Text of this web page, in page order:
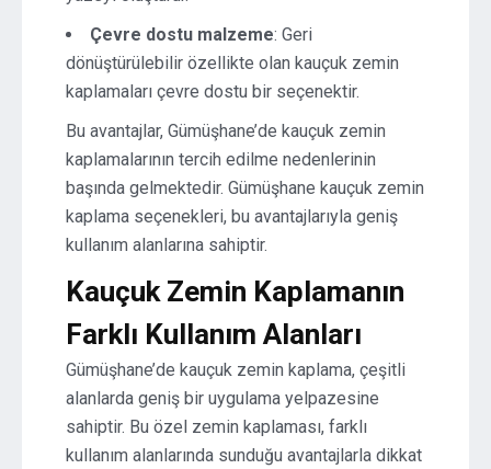
Çevre dostu malzeme: Geri
dönüştürülebilir özellikte olan kauçuk zemin
kaplamaları çevre dostu bir seçenektir.
Bu avantajlar, Gümüşhane’de kauçuk zemin
kaplamalarının tercih edilme nedenlerinin
başında gelmektedir. Gümüşhane kauçuk zemin
kaplama seçenekleri, bu avantajlarıyla geniş
kullanım alanlarına sahiptir.
Kauçuk Zemin Kaplamanın
Farklı Kullanım Alanları
Gümüşhane’de kauçuk zemin kaplama, çeşitli
alanlarda geniş bir uygulama yelpazesine
sahiptir. Bu özel zemin kaplaması, farklı
kullanım alanlarında sunduğu avantajlarla dikkat